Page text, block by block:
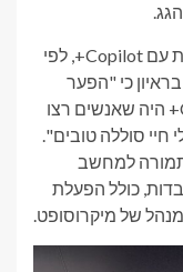
אבל אלה אפילו לא היו הבעיות הכי גרועות עם Copilot+, לפי
מיקרוסופט. אוסטרום אמר ל-Gizmodo בראיון כי "הפער
הגדול ביותר שראינו עם מחשבי Copilot+ היה שאנשים רצו
חיי סוללה טובים".
למחשב
כולל הפעלת